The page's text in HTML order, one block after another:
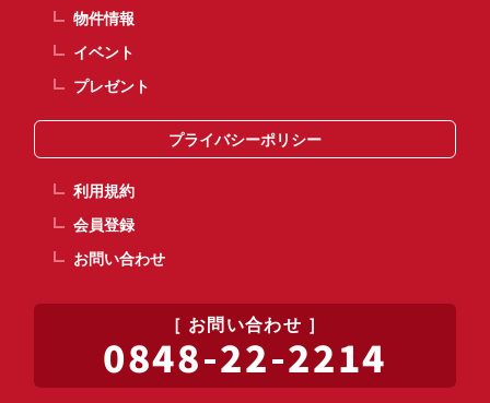
お問い合わせ
0848-22-2214
物件情報
イベント
プレゼント
プライバシーポリシー
利用規約
会員登録
お問い合わせ